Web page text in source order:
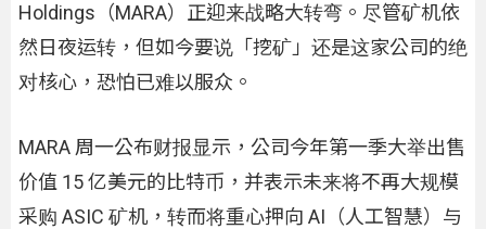
Holdings（MARA）正迎来战略大转弯。尽管矿机依
然日夜运转，但如今要说「挖矿」还是这家公司的绝
对核心，恐怕已难以服众。
MARA 周一公布财报显示，公司今年第一季大举出售
价值 15 亿美元的比特币，并表示未来将不再大规模
采购 ASIC 矿机，转而将重心押向 AI（人工智慧）与